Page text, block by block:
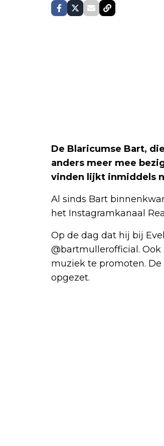
De Blaricumse Bart,
anders meer mee
vinden lijkt inmiddels
Al sinds Bart
het Instagramkanaal
Op de dag dat hij bij
@bartmullerofficial.
muziek te promoten.
opgezet.